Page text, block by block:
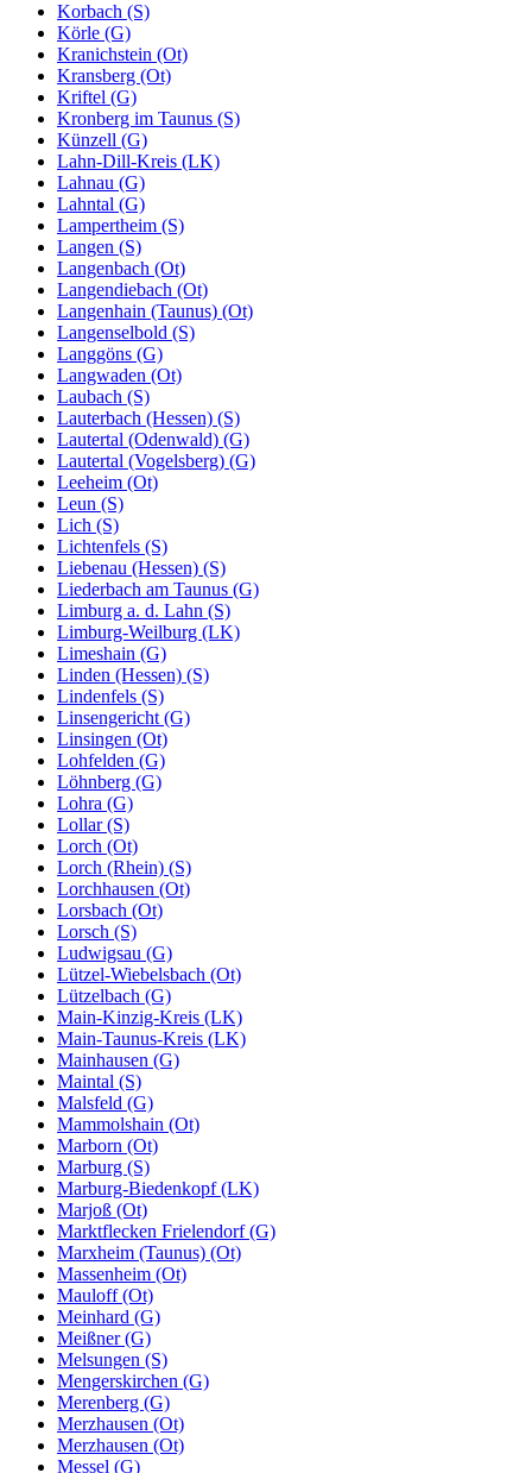
Korbach (S)
Körle (G)
Kranichstein (Ot)
Kransberg (Ot)
Kriftel (G)
Kronberg im Taunus (S)
Künzell (G)
Lahn-Dill-Kreis (LK)
Lahnau (G)
Lahntal (G)
Lampertheim (S)
Langen (S)
Langenbach (Ot)
Langendiebach (Ot)
Langenhain (Taunus) (Ot)
Langenselbold (S)
Langgöns (G)
Langwaden (Ot)
Laubach (S)
Lauterbach (Hessen) (S)
Lautertal (Odenwald) (G)
Lautertal (Vogelsberg) (G)
Leeheim (Ot)
Leun (S)
Lich (S)
Lichtenfels (S)
Liebenau (Hessen) (S)
Liederbach am Taunus (G)
Limburg a. d. Lahn (S)
Limburg-Weilburg (LK)
Limeshain (G)
Linden (Hessen) (S)
Lindenfels (S)
Linsengericht (G)
Linsingen (Ot)
Lohfelden (G)
Löhnberg (G)
Lohra (G)
Lollar (S)
Lorch (Ot)
Lorch (Rhein) (S)
Lorchhausen (Ot)
Lorsbach (Ot)
Lorsch (S)
Ludwigsau (G)
Lützel-Wiebelsbach (Ot)
Lützelbach (G)
Main-Kinzig-Kreis (LK)
Main-Taunus-Kreis (LK)
Mainhausen (G)
Maintal (S)
Malsfeld (G)
Mammolshain (Ot)
Marborn (Ot)
Marburg (S)
Marburg-Biedenkopf (LK)
Marjoß (Ot)
Marktflecken Frielendorf (G)
Marxheim (Taunus) (Ot)
Massenheim (Ot)
Mauloff (Ot)
Meinhard (G)
Meißner (G)
Melsungen (S)
Mengerskirchen (G)
Merenberg (G)
Merzhausen (Ot)
Merzhausen (Ot)
Messel (G)